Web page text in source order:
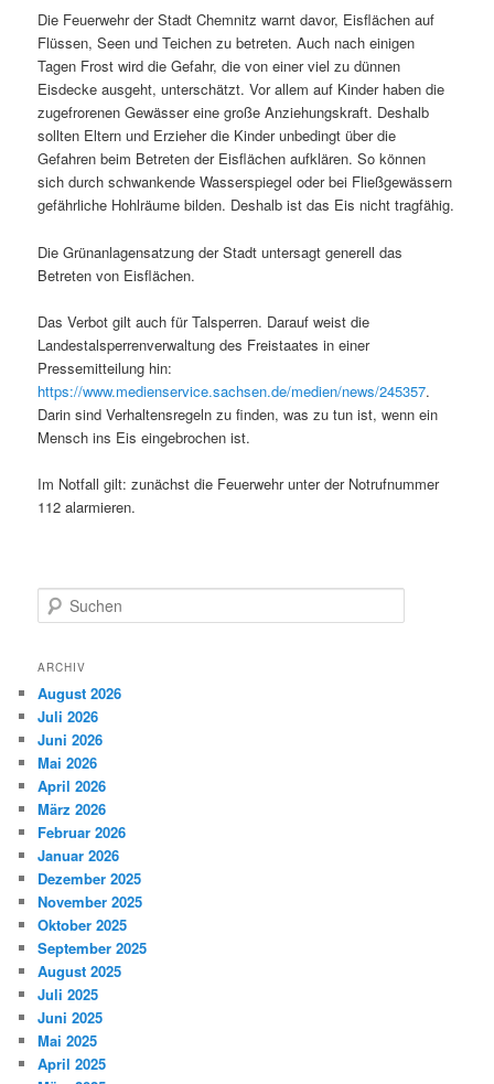
Die Feuerwehr der Stadt Chemnitz warnt davor, Eisflächen auf
Flüssen, Seen und Teichen zu betreten. Auch nach einigen
Tagen Frost wird die Gefahr, die von einer viel zu dünnen
Eisdecke ausgeht, unterschätzt. Vor allem auf Kinder haben die
zugefrorenen Gewässer eine große Anziehungskraft. Deshalb
sollten Eltern und Erzieher die Kinder unbedingt über die
Gefahren beim Betreten der Eisflächen aufklären. So können
sich durch schwankende Wasserspiegel oder bei Fließgewässern
gefährliche Hohlräume bilden. Deshalb ist das Eis nicht tragfähig.
Die Grünanlagensatzung der Stadt untersagt generell das
Betreten von Eisflächen.
Das Verbot gilt auch für Talsperren. Darauf weist die
Landestalsperrenverwaltung des Freistaates in einer
Pressemitteilung hin:
https://www.medienservice.sachsen.de/medien/news/245357.
Darin sind Verhaltensregeln zu finden, was zu tun ist, wenn ein
Mensch ins Eis eingebrochen ist.
Im Notfall gilt: zunächst die Feuerwehr unter der Notrufnummer
112 alarmieren.
u
h
n
ARCHIV
August 2026
Juli 2026
Juni 2026
Mai 2026
April 2026
März 2026
Februar 2026
Januar 2026
Dezember 2025
November 2025
Oktober 2025
September 2025
August 2025
Juli 2025
Juni 2025
Mai 2025
April 2025